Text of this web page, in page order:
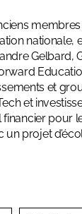
et
et
pour
projet